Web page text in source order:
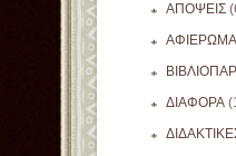
ΑΠΟΨΕΙΣ
ΔΙΑΦΟΡΑ